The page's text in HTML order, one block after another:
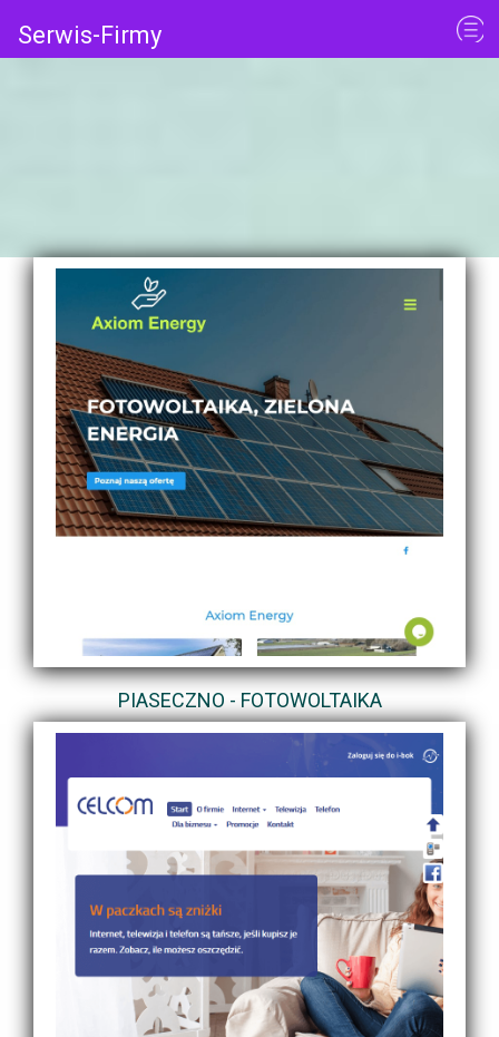
Serwis-Firmy
PIASECZNO - FOTOWOLTAIKA